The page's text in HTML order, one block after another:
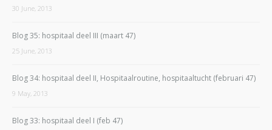
30 June, 2013
Blog 35: hospitaal deel III (maart 47)
25 June, 2013
Blog 34: hospitaal deel II, Hospitaalroutine, hospitaaltucht (februari 47)
9 May, 2013
Blog 33: hospitaal deel I (feb 47)